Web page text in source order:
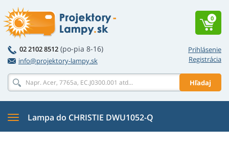
Prihlásenie
Registrácia
02 2102 8512 (po-pia 8-16)
info@projektory-lampy.sk
Hľadaj
0
Lampa do CHRISTIE DWU1052-Q